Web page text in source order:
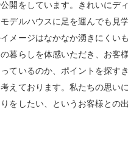
開をしています。きれいにデ
デルハウスに足を運んでも見
メージはなかなか湧きにくい
暮らしを体感いただき、お客
ているのか、ポイントを探す
えております。私たちの思い
をしたい、というお客様との